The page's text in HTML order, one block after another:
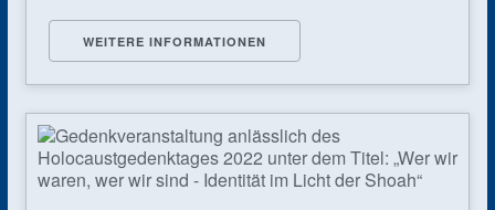
WEITERE INFORMATIONEN